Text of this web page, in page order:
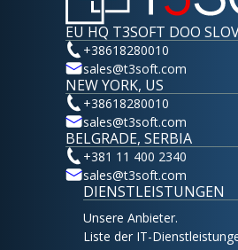
EU HQ T3SOFT DOO
+38618280010
sales@t3soft.com
NEW YORK, US
+38618280010
sales@t3soft.com
BELGRADE, SERBIA
+381 11 400 2340
sales@t3soft.com
DIENSTLEISTUNGEN
Unsere Anbieter.
Liste der IT-